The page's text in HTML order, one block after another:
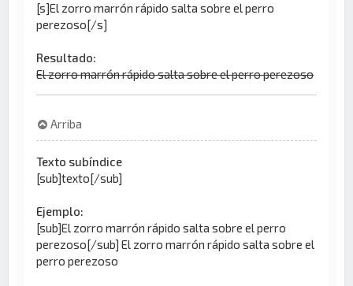
[s]El zorro marrón rápido salta sobre el perro
perezoso[/s]
Resultado:
El zorro marrón rápido salta sobre el perro perezoso
Arriba
Texto subíndice
[sub]texto[/sub]
Ejemplo:
[sub]El zorro marrón rápido salta sobre el perro
perezoso[/sub] El zorro marrón rápido salta sobre el
perro perezoso